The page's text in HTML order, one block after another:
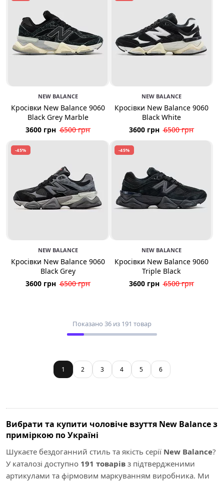
NEW BALANCE
Кросівки New Balance 9060
Black Grey Marble
3600 грн 6500 грн
NEW BALANCE
Кросівки New Balance 9060
Black White
3600 грн 6500 грн
-45%
NEW BALANCE
Кросівки New Balance 9060
Black Grey
3600 грн 6500 грн
-45%
NEW BALANCE
Кросівки New Balance 9060
Triple Black
3600 грн 6500 грн
Показано 36 из 191 товар
1 2 3 4 5 6
Вибрати та купити чоловіче взуття New Balance з
приміркою по Україні
Шукаєте бездоганний стиль та якість серії New Balance?
У каталозі доступно 191 товарів з підтвердженими
артикулами та фірмовим маркуванням виробника. Ми